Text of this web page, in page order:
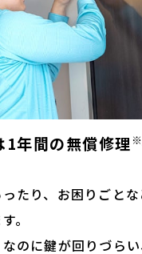
年間の無償修理 ※
たり、お困りごと
。
のに鍵が回りづら